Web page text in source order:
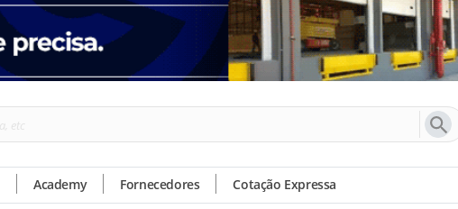
Academy Fornecedores Cotação Expressa